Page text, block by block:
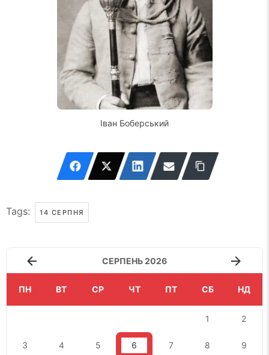
Іван Боберський
Tags: 14 СЕРПНЯ
СЕРПЕНЬ 2026
ПН ВТ СР ЧТ ПТ СБ НД
1 2
3 4 5 6 7 8 9